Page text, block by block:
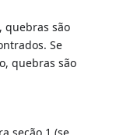
quebras são
Se
quebras são